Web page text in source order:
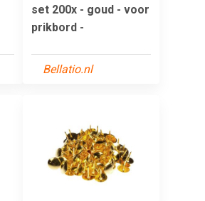
set 200x - goud - voor
prikbord -
Bellatio.nl